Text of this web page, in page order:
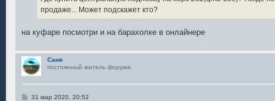
продаже... Может подскажет кто?
на куфаре посмотри и на барахолке в онлайнере
Саня
постоянный житель форума
С31 мар 2020, 20:52